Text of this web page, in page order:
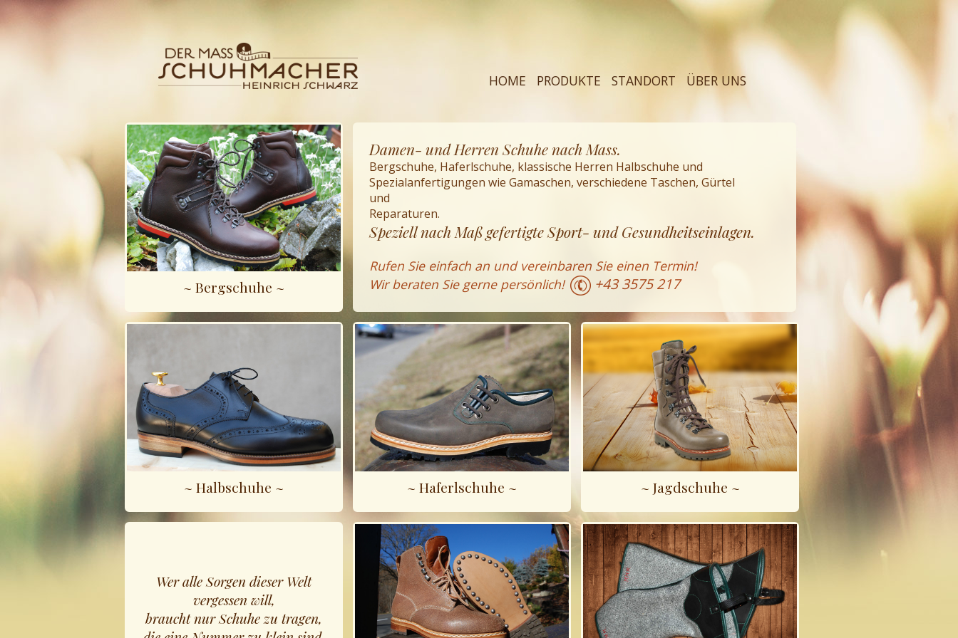
HOME PRODUKTE STANDORT ÜBER UNS
~ Bergschuhe ~
Damen- und Herren Schuhe nach Mass.
Bergschuhe, Haferlschuhe, klassische Herren Halbschuhe und
Spezialanfertigungen wie Gamaschen, verschiedene Taschen, Gürtel
und
Reparaturen.
Speziell nach Maß gefertigte Sport- und Gesundheitseinlagen.
Rufen Sie einfach an und vereinbaren Sie einen Termin!
Wir beraten Sie gerne persönlich!
+43 3575 217
~ Halbschuhe ~ ~ Haferlschuhe ~ ~ Jagdschuhe ~
Wer alle Sorgen dieser Welt
vergessen will,
braucht nur Schuhe zu tragen,